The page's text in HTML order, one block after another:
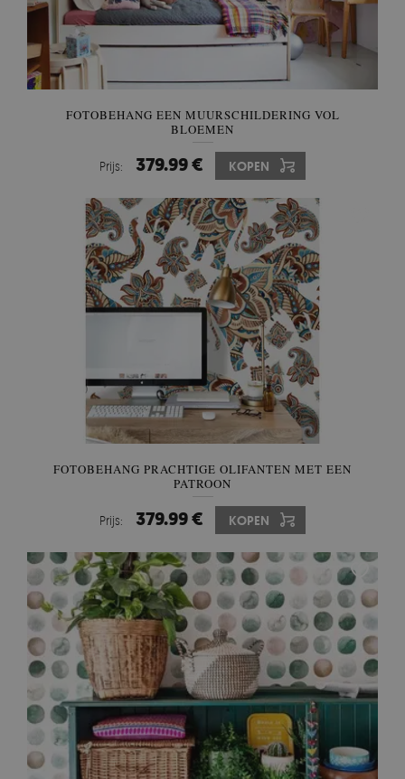
FOTOBEHANG EEN MUURSCHILDERING VOL
BLOEMEN
Prijs: 379.99 € KOPEN
FOTOBEHANG PRACHTIGE OLIFANTEN MET EEN
PATROON
Prijs: 379.99 € KOPEN